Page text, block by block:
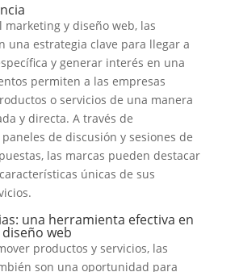
marketing y diseño web, las
una estrategia clave para llegar a
y generar interés en una
permiten a las empresas
o servicios de una manera
y directa. A través de
de discusión y sesiones de
las marcas pueden destacar
únicas de sus
una herramienta efectiva en
web
productos y servicios, las
son una oportunidad para